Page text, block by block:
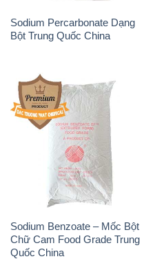
Sodium Percarbonate Dạng
Bột Trung Quốc China
Sodium Benzoate – Mốc Bột
Chữ Cam Food Grade Trung
Quốc China